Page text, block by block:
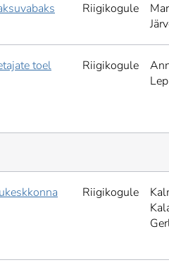
Riigikogule
toel
Riigikogule
Riigikogule